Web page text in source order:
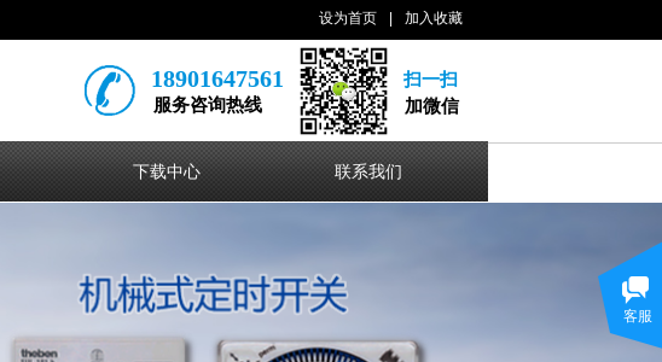
设为首页 加入收藏
18901647561
扫一扫
服务咨询热线
加微信
下载中心 联系我们
客服